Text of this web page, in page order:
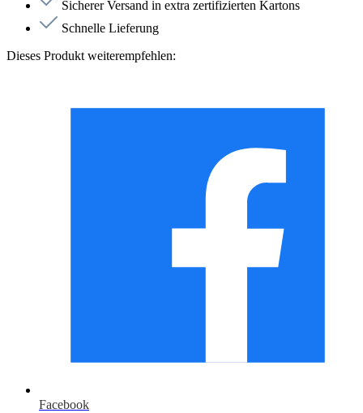
Sicherer Versand in extra zertifizierten Kartons
Schnelle Lieferung
Dieses Produkt weiterempfehlen:
Facebook